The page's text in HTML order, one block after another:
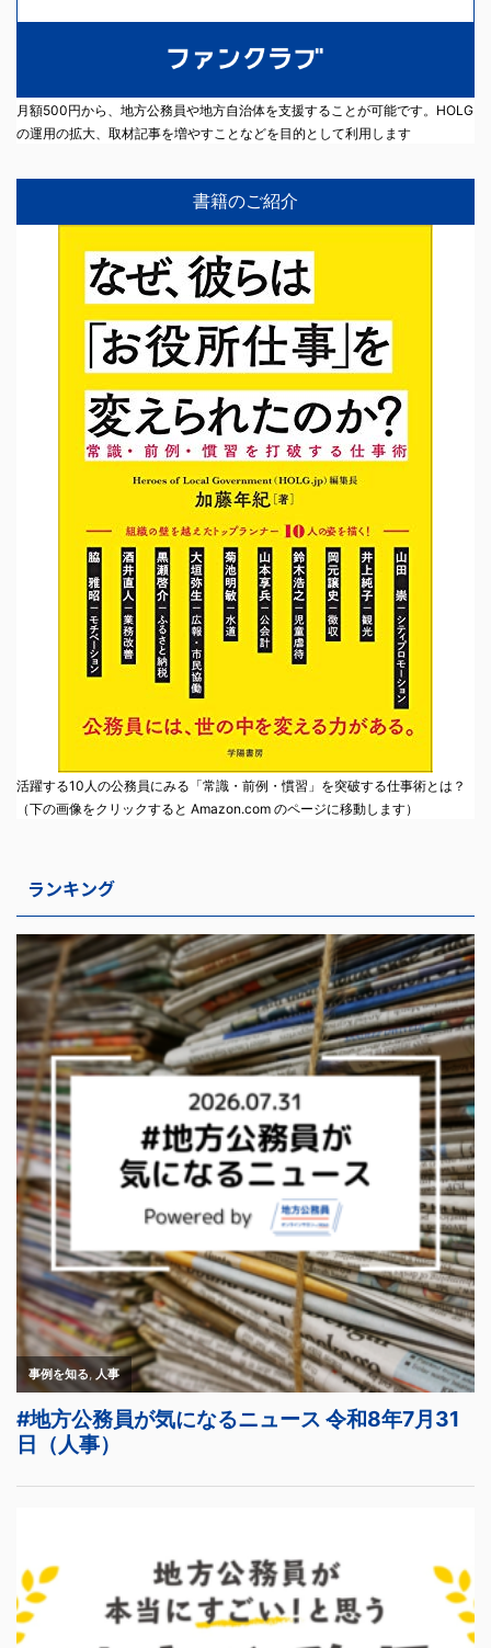
月額500円から、地方公務員や地方自治体を支援することが可能です。HOLG
の運用の拡大、取材記事を増やすことなどを目的として利用します
書籍のご紹介
活躍する10人の公務員にみる「常識・前例・慣習」を突破する仕事術とは？
（下の画像をクリックすると Amazon.com のページに移動します）
ランキング